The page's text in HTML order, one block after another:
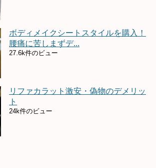
ボディメイクシートスタイルを購入！
腰痛に苦しまずデ...
27.6k件のビュー
リファカラット激安・偽物のデメリッ
ト
24k件のビュー